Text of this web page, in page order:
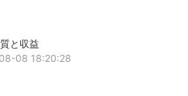
と収益
08 18:20:28